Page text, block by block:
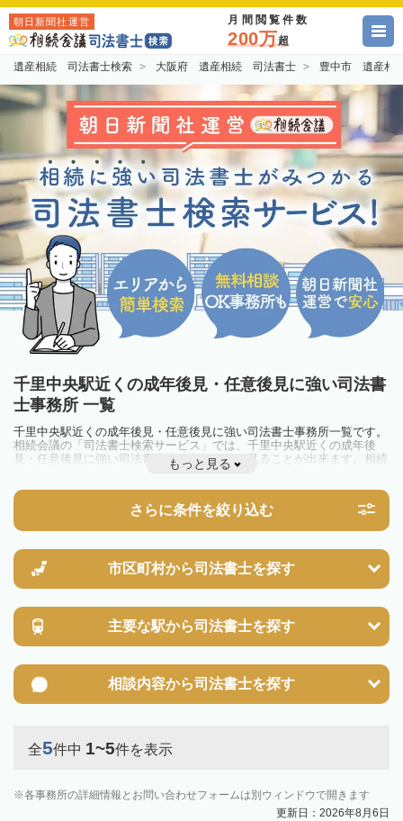
朝日新聞社運営 月間閲覧件数
200万超
遺産相続 司法書士検索 大阪府 遺産相続 司法書士 豊中市 遺産相
千里中央駅近くの成年後見・任意後見に強い司法書
士事務所 一覧
千里中央駅近くの成年後見・任意後見に強い司法書士事務所一覧です。
相続会議の「司法書士検索サービス」では、千里中央駅近くの成年後
見・任意後見に強い司法書士事務所を一覧で見ることが出来ます。相続
のトラブルやお悩みを抱えている方は一度近隣の司法書士に相談してみ
もっと見る
さらに条件を絞り込む
市区町村から司法書士を探す
主要な駅から司法書士を探す
相談内容から司法書士を探す
全5件中 1~5件を表示
各事務所の詳細情報とお問い合わせフォームは別ウィンドウで開きます
更新日：2026年8月6日